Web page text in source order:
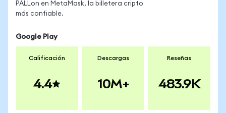
PALLon en MetaMask, la billetera cripto
más confiable.
Google Play
Calificación
4.4
Descargas
10M+
Reseñas
483.9K